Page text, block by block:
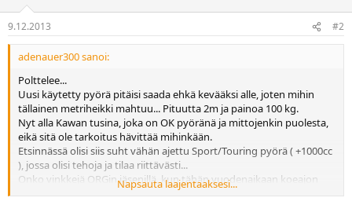
9.12.2013 #2
adenauer300 sanoi:
Polttelee...
Uusi käytetty pyörä pitäisi saada ehkä kevääksi alle, joten mihin
tällainen metriheikki mahtuu... Pituutta 2m ja painoa 100 kg.
Nyt alla Kawan tusina, joka on OK pyöränä ja mittojenkin puolesta,
eikä sitä ole tarkoitus hävittää mihinkään.
Etsinnässä olisi siis suht vähän ajettu Sport/Touring pyörä ( +1000cc
), jossa olisi tehoja ja tilaa riittävästi...
Onko vinkkejä ORGin jäsenillä, kun tähän vuodenaikaan koeajon
mahdollisuus on melko pieni
Napsauta laajentaaksesi...